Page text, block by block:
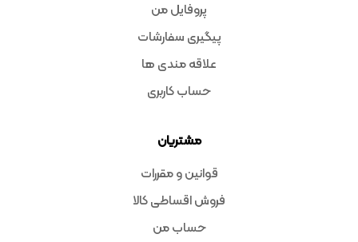
پروفایل من
پیگیری سفارشات
علاقه مندی ها
حساب کاربری
مشتریان
قوانین و مقررات
فروش اقساطی کالا
حساب من